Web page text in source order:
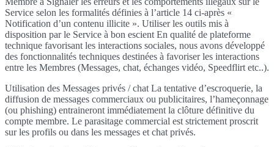
Service selon les formalités définies à l’article 14 ci-après «
Notification d’un contenu illicite ». Utiliser les outils mis à
disposition par le Service à bon escient En qualité de plateforme
technique favorisant les interactions sociales, nous avons développé
des fonctionnalités techniques destinées à favoriser les interactions
entre les Membres (Messages, chat, échanges vidéo, Speedflirt etc..).
Utilisation des Messages privés / chat La tentative d’escroquerie, la
diffusion de messages commerciaux ou publicitaires, l’hameçonnage
(ou phishing) entraineront immédiatement la clôture définitive du
compte membre. Le parasitage commercial est strictement proscrit
sur les profils ou dans les messages et chat privés.